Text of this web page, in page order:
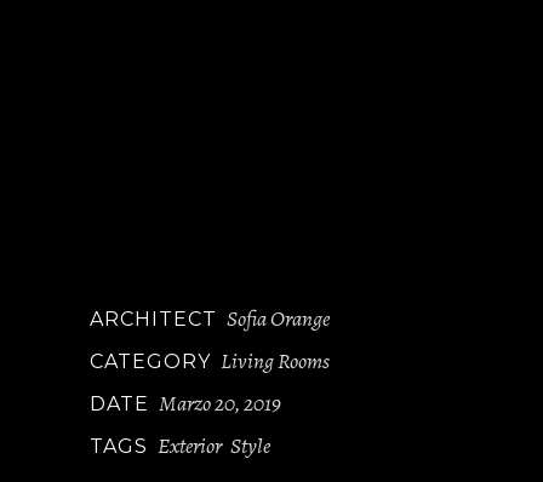
ARCHITECT Sofia Orange
CATEGORY Living Rooms
DATE Marzo 20, 2019
TAGS Exterior, Style